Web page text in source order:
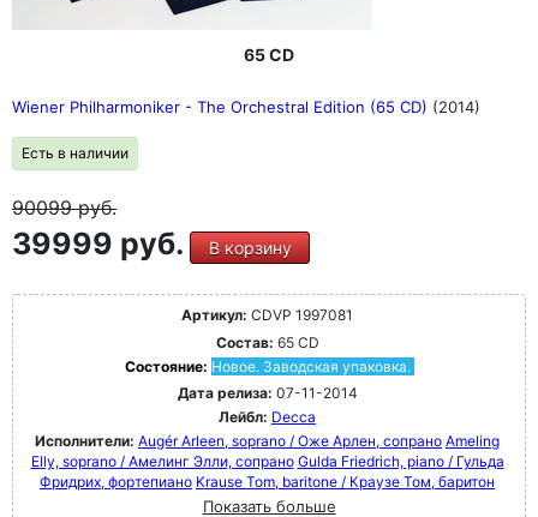
65 CD
Wiener Philharmoniker - The Orchestral Edition (65 CD) (2014)
Есть в наличии
90099руб.
39999 руб. В корзину
Артикул: CDVP 1997081
Состав: 65 CD
Состояние: Новое. Заводская упаковка.
Дата релиза: 07-11-2014
Лейбл: Decca
Исполнители: Augér Arleen, soprano / Оже Арлен, сопрано Ameling
Elly, soprano / Амелинг Элли, сопрано Gulda Friedrich, piano / Гульда
Фридрих, фортепиано Krause Tom, baritone / Краузе Том, баритон
Показать больше